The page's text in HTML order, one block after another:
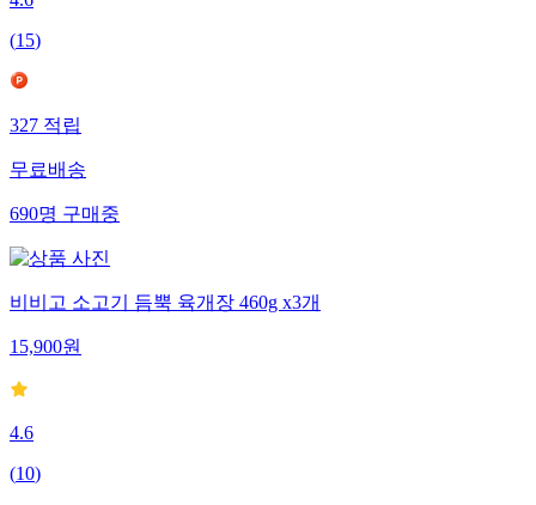
(15)
327적립
무료배송
690명구매중
비비고 소고기 듬뿍 육개장 460g x3개
15,900원
4.6
(10)